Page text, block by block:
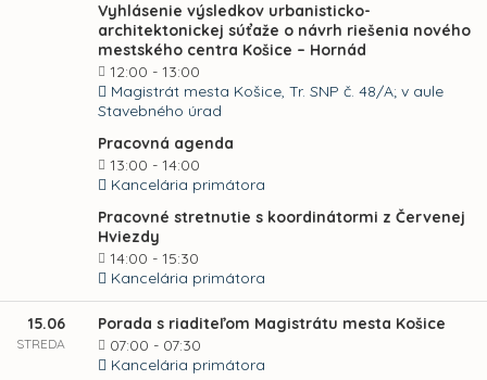
Vyhlásenie výsledkov urbanisticko-
architektonickej súťaže o návrh riešenia nového
mestského centra Košice – Hornád
12:00 - 13:00
Magistrát mesta Košice, Tr. SNP č. 48/A; v aule
Stavebného úrad
Pracovná agenda
13:00 - 14:00
Kancelária primátora
Pracovné stretnutie s koordinátormi z Červenej
Hviezdy
14:00 - 15:30
Kancelária primátora
15.06
STREDA
Porada s riaditeľom Magistrátu mesta Košice
07:00 - 07:30
Kancelária primátora